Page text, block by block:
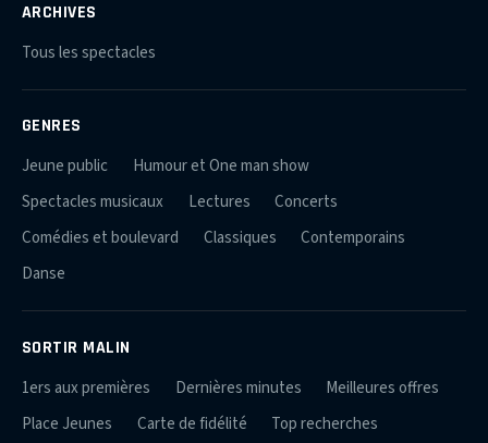
ARCHIVES
Tous les spectacles
GENRES
Jeune public
Humour et One man show
Spectacles musicaux
Lectures
Concerts
Comédies et boulevard
Classiques
Contemporains
Danse
SORTIR MALIN
1ers aux premières Dernières minutes
Meilleures offres
Place Jeunes
Carte de fidélité Top recherches